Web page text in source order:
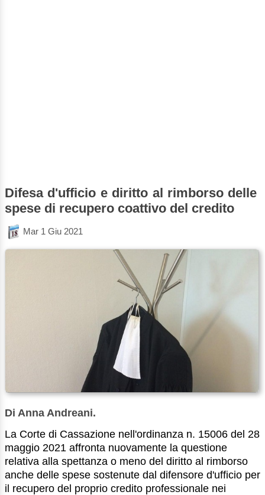
Difesa d'ufficio e diritto al rimborso delle
spese di recupero coattivo del credito
Mar 1 Giu 2021
Di Anna Andreani.
La Corte di Cassazione nell'ordinanza n. 15006 del 28
maggio 2021 affronta nuovamente la questione
relativa alla spettanza o meno del diritto al rimborso
anche delle spese sostenute dal difensore d'ufficio per
il recupero del proprio credito professionale nei